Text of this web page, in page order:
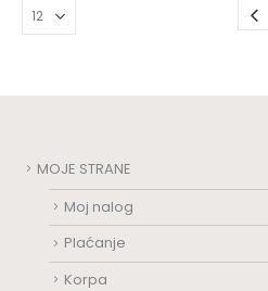
MOJE STRANE
Moj nalog
Plaćanje
Korpa